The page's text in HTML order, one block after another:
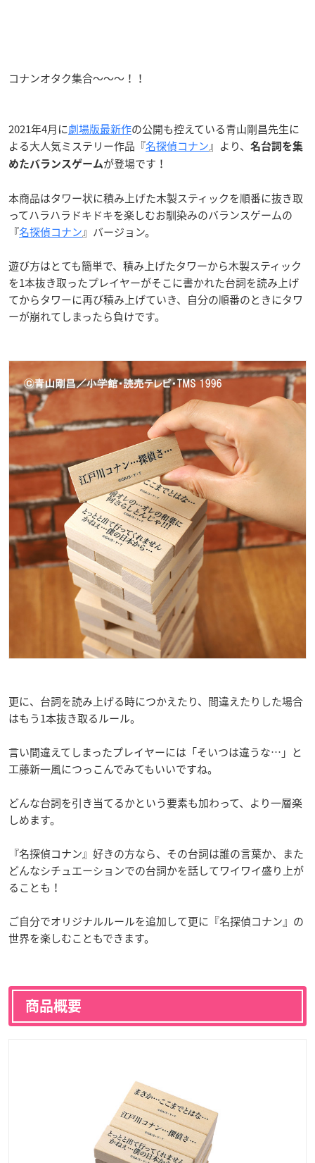
コナンオタク集合〜〜〜！！
2021年4月に劇場版最新作の公開も控えている青山剛昌先生に
よる大人気ミステリー作品『名探偵コナン』より、
名台詞を集
めたバランスゲームが登場です！
本商品はタワー状に積み上げた木製スティックを順番に抜き取
ってハラハラドキドキを楽しむお馴染みのバランスゲームの
『名探偵コナン』バージョン。
遊び方はとても簡単で、積み上げたタワーから木製スティック
を1本抜き取ったプレイヤーがそこに書かれた台詞を読み上げ
てからタワーに再び積み上げていき、自分の順番のときにタワ
ーが崩れてしまったら負けです。
更に、台詞を読み上げる時につかえたり、間違えたりした場合
はもう1本抜き取るルール。
言い間違えてしまったプレイヤーには「そいつは違うな…」と
工藤新一風につっこんでみてもいいですね。
どんな台詞を引き当てるかという要素も加わって、より一層楽
しめます。
『名探偵コナン』好きの方なら、その台詞は誰の言葉か、また
どんなシチュエーションでの台詞かを話してワイワイ盛り上が
ることも！
ご自分でオリジナルルールを追加して更に『名探偵コナン』の
世界を楽しむこともできます。
商品概要